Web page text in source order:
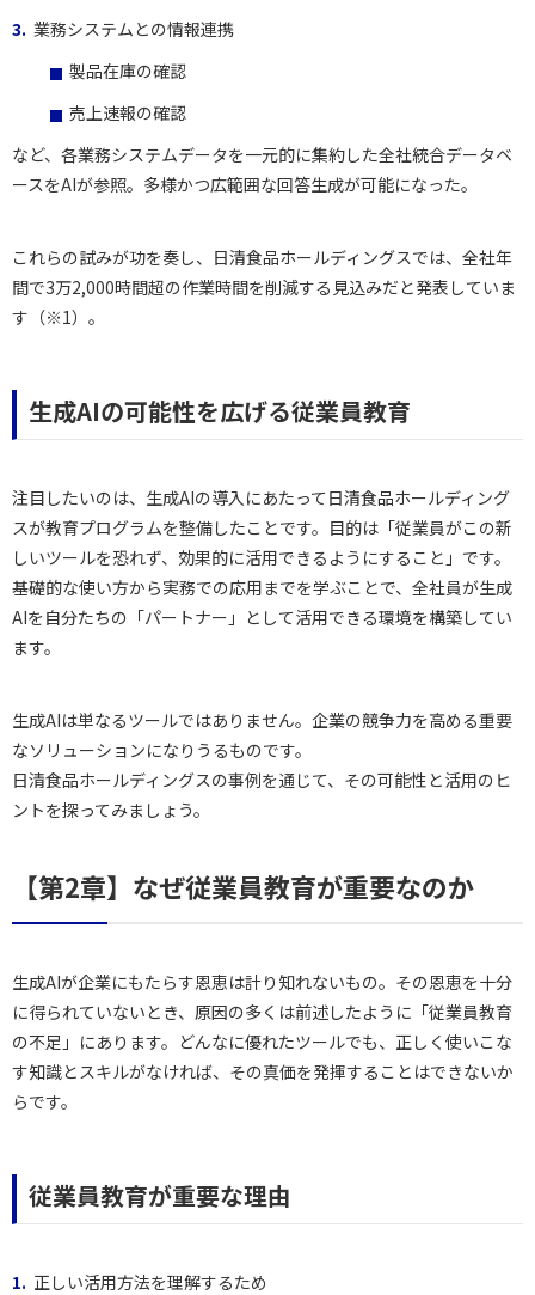
業務システムとの情報連携
製品在庫の確認
売上速報の確認
など、各業務システムデータを一元的に集約した全社統合データベ
ースをAIが参照。多様かつ広範囲な回答生成が可能になった。
これらの試みが功を奏し、日清食品ホールディングスでは、全社年
間で3万2,000時間超の作業時間を削減する見込みだと発表していま
す（※1）。
生成AIの可能性を広げる従業員教育
注目したいのは、生成AIの導入にあたって日清食品ホールディング
スが教育プログラムを整備したことです。目的は「従業員がこの新
しいツールを恐れず、効果的に活用できるようにすること」です。
基礎的な使い方から実務での応用までを学ぶことで、全社員が生成
AIを自分たちの「パートナー」として活用できる環境を構築してい
ます。
生成AIは単なるツールではありません。企業の競争力を高める重要
なソリューションになりうるものです。
日清食品ホールディングスの事例を通じて、その可能性と活用のヒ
ントを探ってみましょう。
【第2章】なぜ従業員教育が重要なのか
生成AIが企業にもたらす恩恵は計り知れないもの。その恩恵を十分
に得られていないとき、原因の多くは前述したように「従業員教育
の不足」にあります。どんなに優れたツールでも、正しく使いこな
す知識とスキルがなければ、その真価を発揮することはできないか
らです。
従業員教育が重要な理由
正しい活用方法を理解するため